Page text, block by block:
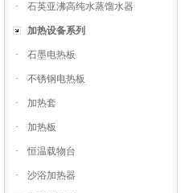
· 石英亚沸高纯水蒸馏水器
加热设备系列
· 石墨电热板
· 不锈钢电热板
· 加热套
· 加热板
· 恒温载物台
· 沙浴加热器